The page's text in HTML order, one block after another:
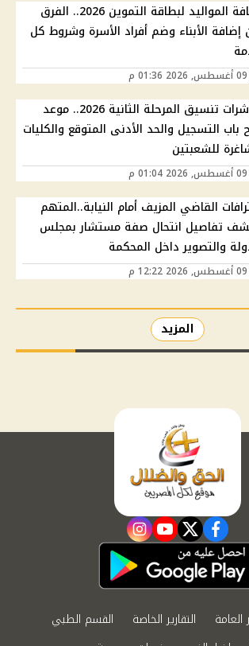
إضافة المواليد لبطاقة التموين 2026.. الفرق
إضافة الأبناء وضم أفراد الأسرة وشروط كل
مؤشرات تنسيق المرحلة الثانية 2026.. موعد
باب التسجيل والحد الأدنى المتوقع والكليات
للشعبتين
القاضي المزيف أمام النيابة..المتهم
تفاصيل انتحال صفة مستشار بمجلس
والتصوير داخل المحكمة
المزيد
facebook
twitter
youtube
instagram
العامة التقارير الخاصة
القسم الطبي